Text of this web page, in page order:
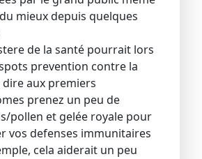
mieux depuis quelques
de la santé pourrait lors
prevention contre la
aux premiers
prenez un peu de
pollen et gelée royale pour
vos defenses immunitaires
cela aiderait un peu